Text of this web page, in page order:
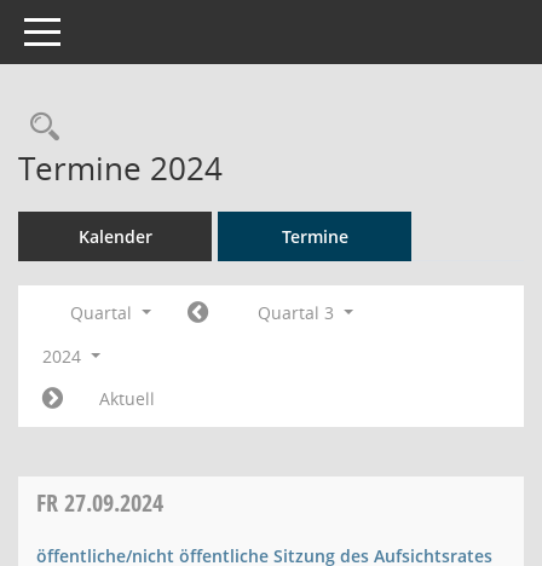
Toggle navigation
Rechercheauswahl
Termine 2024
Kalender Termine
Quartal
Quartal 3
2024
Aktuell
FR27.09.2024
öffentliche/nicht öffentliche Sitzung des Aufsichtsrates